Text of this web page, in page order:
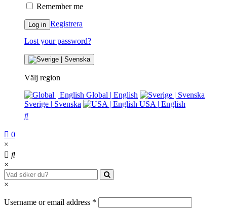
Remember me
Log in Registrera
Lost your password?
Välj region
Global | English
Sverige | Svenska USA | English
0
×
×
×
Username or email address *